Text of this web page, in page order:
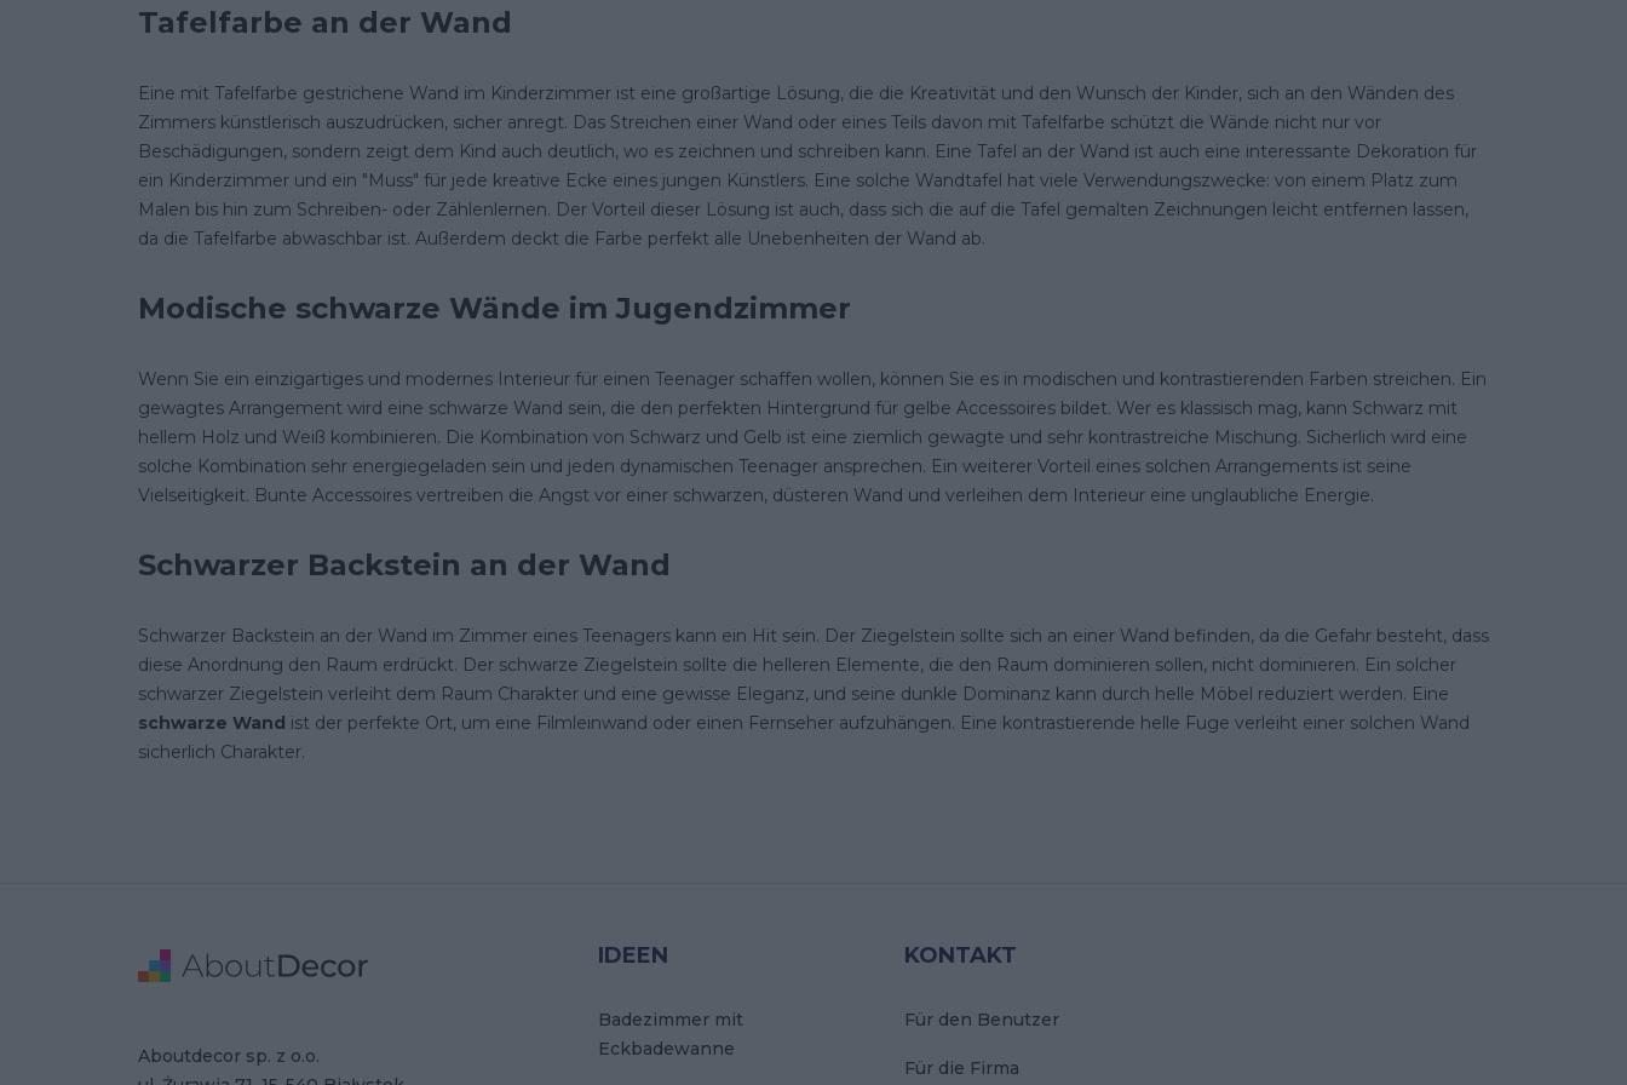
Tafelfarbe an der Wand
Eine mit Tafelfarbe gestrichene Wand im Kinderzimmer ist eine großartige Lösung, die die Kreativität und den Wunsch der Kinder, sich an den Wänden des
Zimmers künstlerisch auszudrücken, sicher anregt. Das Streichen einer Wand oder eines Teils davon mit Tafelfarbe schützt die Wände nicht nur vor
Beschädigungen, sondern zeigt dem Kind auch deutlich, wo es zeichnen und schreiben kann. Eine Tafel an der Wand ist auch eine interessante Dekoration für
ein Kinderzimmer und ein "Muss" für jede kreative Ecke eines jungen Künstlers. Eine solche Wandtafel hat viele Verwendungszwecke: von einem Platz zum
Malen bis hin zum Schreiben- oder Zählenlernen. Der Vorteil dieser Lösung ist auch, dass sich die auf die Tafel gemalten Zeichnungen leicht entfernen lassen,
da die Tafelfarbe abwaschbar ist. Außerdem deckt die Farbe perfekt alle Unebenheiten der Wand ab.
Modische schwarze Wände im Jugendzimmer
Wenn Sie ein einzigartiges und modernes Interieur für einen Teenager schaffen wollen, können Sie es in modischen und kontrastierenden Farben streichen. Ein
gewagtes Arrangement wird eine schwarze Wand sein, die den perfekten Hintergrund für gelbe Accessoires bildet. Wer es klassisch mag, kann Schwarz mit
hellem Holz und Weiß kombinieren. Die Kombination von Schwarz und Gelb ist eine ziemlich gewagte und sehr kontrastreiche Mischung. Sicherlich wird eine
solche Kombination sehr energiegeladen sein und jeden dynamischen Teenager ansprechen. Ein weiterer Vorteil eines solchen Arrangements ist seine
Vielseitigkeit. Bunte Accessoires vertreiben die Angst vor einer schwarzen, düsteren Wand und verleihen dem Interieur eine unglaubliche Energie.
Schwarzer Backstein an der Wand
Schwarzer Backstein an der Wand im Zimmer eines Teenagers kann ein Hit sein. Der Ziegelstein sollte sich an einer Wand befinden, da die Gefahr besteht, dass
diese Anordnung den Raum erdrückt. Der schwarze Ziegelstein sollte die helleren Elemente, die den Raum dominieren sollen, nicht dominieren. Ein solcher
schwarzer Ziegelstein verleiht dem Raum Charakter und eine gewisse Eleganz, und seine dunkle Dominanz kann durch helle Möbel reduziert werden. Eine
schwarze Wand ist der perfekte Ort, um eine Filmleinwand oder einen Fernseher aufzuhängen. Eine kontrastierende helle Fuge verleiht einer solchen Wand
sicherlich Charakter.
IDEEN
Badezimmer mit
Eckbadewanne
KONTAKT
Für den Benutzer
Für die Firma
Adresse
Aboutdecor sp. z o.o.
Firmendaten